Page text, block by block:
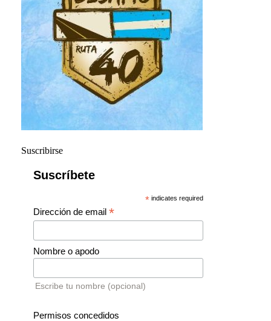
Suscribirse
Suscríbete
* indicates required
Dirección de email *
Nombre o apodo
Escribe tu nombre (opcional)
Permisos concedidos